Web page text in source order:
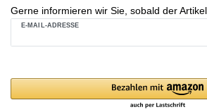
Gerne informieren wir Sie, sobald der
E-MAIL-ADRESSE